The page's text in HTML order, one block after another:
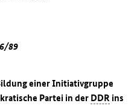
89
einer Initiativgruppe
Partei in der DDR ins